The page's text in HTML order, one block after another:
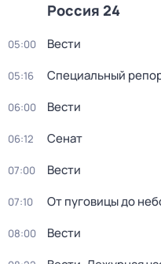
Россия 24
05:00 Вести
05:16 Специальный
06:00 Вести
06:12 Сенат
07:00 Вести
07:10 От пуговицы до
08:00 Вести